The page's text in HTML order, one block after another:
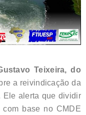
Teixeira, do
a reivindicação da
Ele alerta que dividir
base no CMDE